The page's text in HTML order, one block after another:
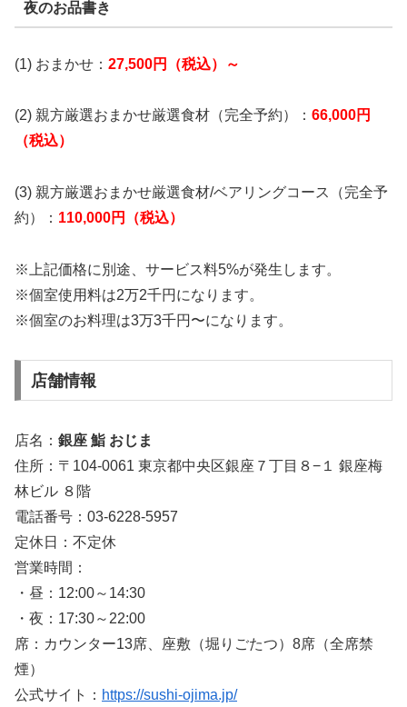
夜のお品書き
(1) おまかせ： 27,500円（税込）～
(2) 親方厳選おまかせ厳選食材（完全予約）： 66,000円
（税込）
(3) 親方厳選おまかせ厳選食材/ベアリングコース（完全予
約）： 110,000円（税込）
※上記価格に別途、サービス料5%が発生します。
※個室使用料は2万2千円になります。
※個室のお料理は3万3千円〜になります。
店舗情報
店名： 銀座 鮨 おじま
住所：〒104-0061 東京都中央区銀座７丁目８−１ 銀座梅
林ビル ８階
電話番号：03-6228-5957
定休日：不定休
営業時間：
・昼：12:00～14:30
・夜：17:30～22:00
席：カウンター13席、座敷（堀りごたつ）8席（全席禁
煙）
公式サイト： https://sushi-ojima.jp/